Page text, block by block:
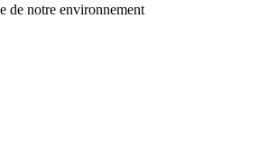
de notre environnement